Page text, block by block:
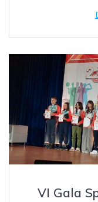
VI Gala